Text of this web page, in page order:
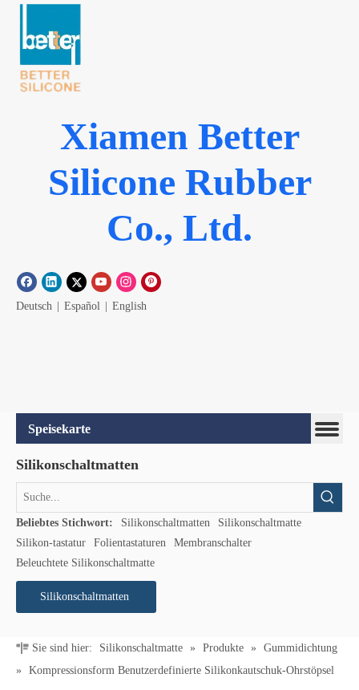
Xiamen Better
Silicone Rubber
Co., Ltd.
Deutsch | Español | English
Speisekarte
Silikonschaltmatten
Beliebtes Stichwort: Silikonschaltmatten
Silikonschaltmatte
Silikon-tastatur
Folientastaturen
Membranschalter
Beleuchtete Silikonschaltmatte
Silikonschaltmatten
Sie sind hier: Silikonschaltmatte » Produkte »
Gummidichtung
»
Kompressionsform Benutzerdefinierte Silikonkautschuk-Ohrstöpsel